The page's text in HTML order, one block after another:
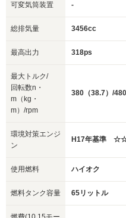
可変気筒装置 -
総排気量 3456cc
最高出力 318ps
最大トルク/
回転数n・
m（kg・
m）/rpm
380（38.7）/
環境対策エンジ
ン
H17年基準
使用燃料 ハイオク
燃料タンク容量 65リットル